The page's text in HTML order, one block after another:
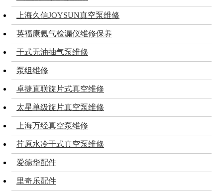
上海久信JOYSUN真空泵维修
英福康氦气检漏仪维修保养
干式无油抽气泵维修
泵组维修
卓捷直联旋片式真空维修
太星单级旋片真空泵维修
上海万经真空泵维修
荏原水冷干式真空泵维修
爱德华配件
里奇乐配件